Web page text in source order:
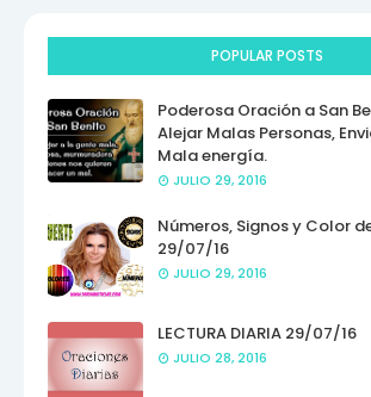
POPULAR POSTS
Poderosa Oración a San
Alejar Malas Personas,
Mala energía.
JULIO 29, 2016
Números, Signos y Color
29/07/16
JULIO 29, 2016
LECTURA DIARIA 29/07/16
JULIO 28, 2016